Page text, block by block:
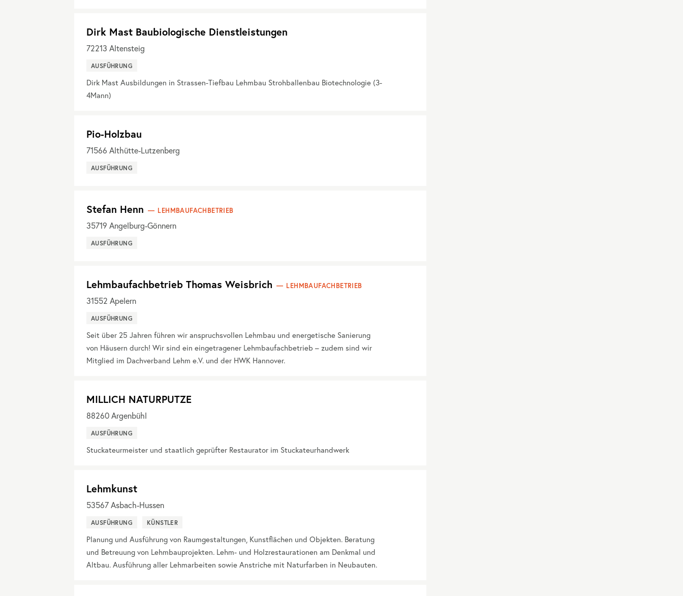
Dirk Mast Baubiologische Dienstleistungen
72213 Altensteig
AUSFÜHRUNG
Dirk Mast Ausbildungen in Strassen-Tiefbau Lehmbau Strohballenbau Biotechnologie (3-
4Mann)
Pio-Holzbau
71566 Althütte-Lutzenberg
AUSFÜHRUNG
Stefan Henn LEHMBAUFACHBETRIEB
35719 Angelburg-Gönnern
AUSFÜHRUNG
Lehmbaufachbetrieb Thomas Weisbrich LEHMBAUFACHBETRIEB
31552 Apelern
AUSFÜHRUNG
Seit über 25 Jahren führen wir anspruchsvollen Lehmbau und energetische Sanierung
von Häusern durch! Wir sind ein eingetragener Lehmbaufachbetrieb – zudem sind wir
Mitglied im Dachverband Lehm e.V. und der HWK Hannover.
MILLICH NATURPUTZE
88260Argenbühl
AUSFÜHRUNG
Stuckateurmeister und staatlich geprüfter Restaurator im Stuckateurhandwerk
Lehmkunst
53567Asbach-Hussen
AUSFÜHRUNG KÜNSTLER
Planung und Ausführung von Raumgestaltungen, Kunstflächen und Objekten. Beratung
und Betreuung von Lehmbauprojekten. Lehm- und Holzrestaurationen am Denkmal und
Altbau. Ausführung aller Lehmarbeiten sowie Anstriche mit Naturfarben in Neubauten.